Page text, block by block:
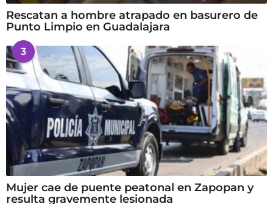
Rescatan a hombre atrapado en basurero de
Punto Limpio en Guadalajara
3
Mujer cae de puente peatonal en Zapopan y
resulta gravemente lesionada